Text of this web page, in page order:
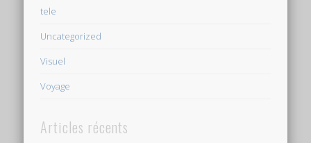
tele
Uncategorized
Visuel
Voyage
Articles récents